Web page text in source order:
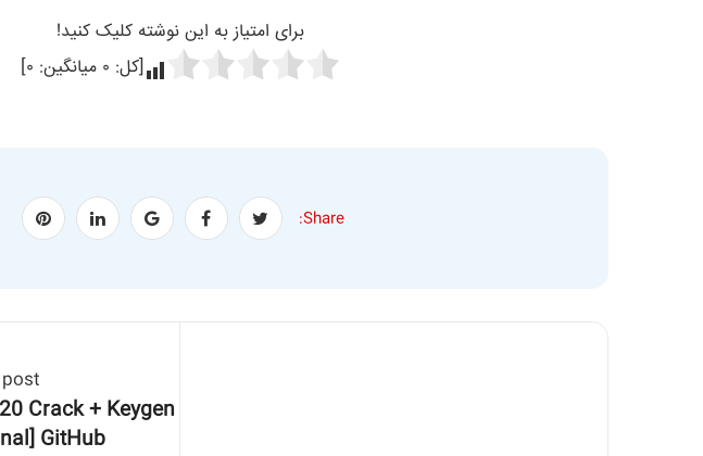
برای امتیاز به این نوشته کلیک کنید!
[کل: ۰ میانگین: ۰]
Share:
Crack + Keygen
GitHub